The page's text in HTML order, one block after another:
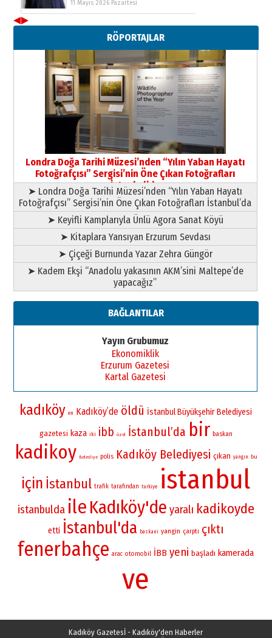
11 Mayıs 2026 Pazartesi
Neşat YALÇIN
Paranın Aile Kültüründeki Yeri
03 Ağustos 2026 Pazartesi
Yıldırım Gündoğdu
HAVVA’NIN ÜÇ KIZI
09 Temmuz 2026 Perşembe
Yusuf POLAT
Şampiyonluk Sebahattin Şirin’e
yazar
11 Mayıs 2026 Pazartesi
◀▶
RÖPORTAJLAR
Londra Doğa Tarihi Müzesi’nden “Yılın Yaban Hayatı
Fotoğrafçısı” Sergisi’nin Öne Çıkan Fotoğrafları
İstanbul’da
➤ Londra Doğa Tarihi Müzesi’nden “Yılın Yaban Hayatı
Fotoğrafçısı” Sergisi’nin Öne Çıkan Fotoğrafları İstanbul’da
➤ Keyifli Kamplarıyla Ünlü Agora Sanat Köyü
➤ Kitaplara Yansıyan Erzurum Sevdası
➤ Çiçeği Burnunda Yazar Zehra Güngör
➤ Kadem Ekşi “Anadolu yakasının AKM’sini Maltepe’de
yapacağız”
BAĞLANTILAR
Yayın Grubumuz
Ekonomiklik
Erzurum Gazetesi
Kartal Gazetesi
kadıköy en Kadıköy’de öldü İstanbul Büyükşehir Belediyesi
gazetesi kaza iki ibb özel İstanbul’da bir baskan
kadikoy Belediye polis Kadıköy Belediyesi çıkan yangın bu
için İstanbul trafik tarafından turkiye istanbul
istanbulda ile Kadıköy'de yaralı kadikoyde
etti İstanbul'da baskani yangin çarptı çıktı
fenerbahçe arac otomobil İBB yeni başladı kamerada
ve
Kadıköy Gazetesİ - Kadıköy'den Haberler